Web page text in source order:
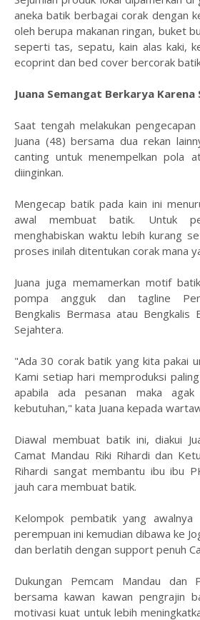
aneka batik berbagai corak dengan
oleh berupa makanan ringan, buket
seperti tas, sepatu, kain alas kaki,
ecoprint dan bed cover bercorak
Juana Semangat Berkarya Karena
Saat tengah melakukan
Juana (48) bersama dua rekan
canting untuk menempelkan pola
diinginkan.
Mengecap batik pada kain ini
awal membuat batik. Untuk
menghabiskan waktu lebih kurang
proses inilah ditentukan corak mana
Juana juga memamerkan motif
pompa angguk dan tagline
Bengkalis Bermasa atau Bengkalis
Sejahtera.
"Ada 30 corak batik yang kita pakai
Kami setiap hari memproduksi
apabila ada pesanan maka agak
kebutuhan," kata Juana kepada
Diawal membuat batik ini, diakui
Camat Mandau Riki Rihardi dan
Rihardi sangat membantu ibu ibu
jauh cara membuat batik.
Kelompok pembatik yang awalnya
perempuan ini kemudian dibawa ke
dan berlatih dengan support penuh
Dukungan Pemcam Mandau dan
bersama kawan kawan pengrajin
motivasi kuat untuk lebih